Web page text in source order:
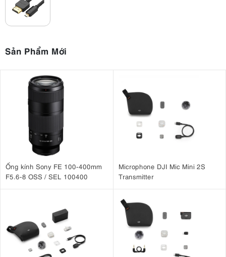
Sản Phẩm Mới
Ống kính Sony FE 100-400mm
F5.6-8 OSS / SEL 100400
Microphone DJI Mic Mini 2S
Transmitter